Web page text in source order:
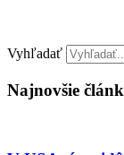
Vyhľadať
Najnovšie